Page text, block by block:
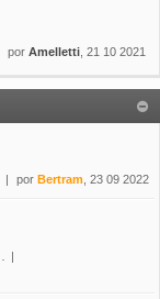
por Amelletti , 21 10 2021
por Bertram , 23 09 2022